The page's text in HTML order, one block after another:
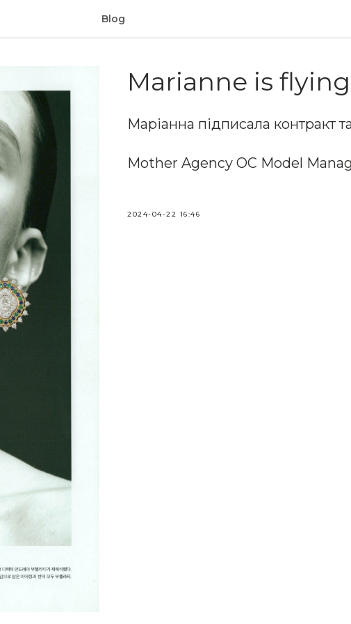
Blog
Marianne is
Маріанна підписала контракт
Mother Agency OC Model
2024-04-22 16:46